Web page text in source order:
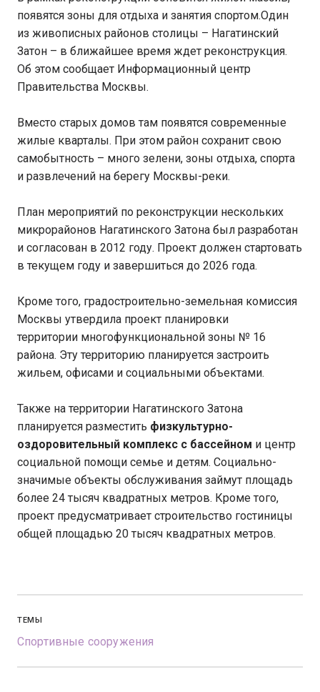
появятся зоны для отдыха и занятия спортом.Один
из живописных районов столицы – Нагатинский
Затон – в ближайшее время ждет реконструкция.
Об этом сообщает Информационный центр
Правительства Москвы.
Вместо старых домов там появятся современные
жилые кварталы. При этом район сохранит свою
самобытность – много зелени, зоны отдыха, спорта
и развлечений на берегу Москвы-реки.
План мероприятий по реконструкции нескольких
микрорайонов Нагатинского Затона был разработан
и согласован в 2012 году. Проект должен стартовать
в текущем году и завершиться до 2026 года.
Кроме того, градостроительно-земельная комиссия
Москвы утвердила проект планировки
территории многофункциональной зоны № 16
района. Эту территорию планируется застроить
жильем, офисами и социальными объектами.
Также на территории Нагатинского Затона
планируется разместить физкультурно-
оздоровительный комплекс с бассейном и центр
социальной помощи семье и детям. Социально-
значимые объекты обслуживания займут площадь
более 24 тысяч квадратных метров. Кроме того,
проект предусматривает строительство гостиницы
общей площадью 20 тысяч квадратных метров.
ТЕМЫ
Спортивные сооружения